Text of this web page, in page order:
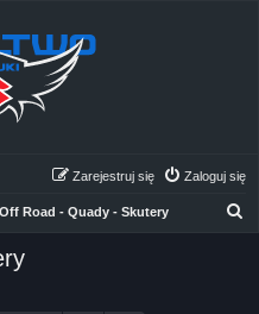
Zaloguj się
Zarejestruj się
Off Road - Quady - Skutery